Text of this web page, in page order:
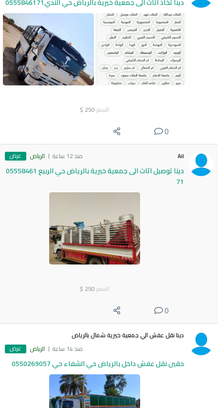
السعر 250
$
0
Ail منذ 12 ساعة الرياض عرض
دينا توصيل اثاث الى جمعية خيرية بالرياض حي الربيع 05558461
71
السعر 250
$
0
دينا نقل عفش الي جمعية خيرية شمال بالرياض
منذ 14 ساعة
الرياض عرض
حقين نقل عفش داخل بالرياض حي الشفاء حي 0550269057